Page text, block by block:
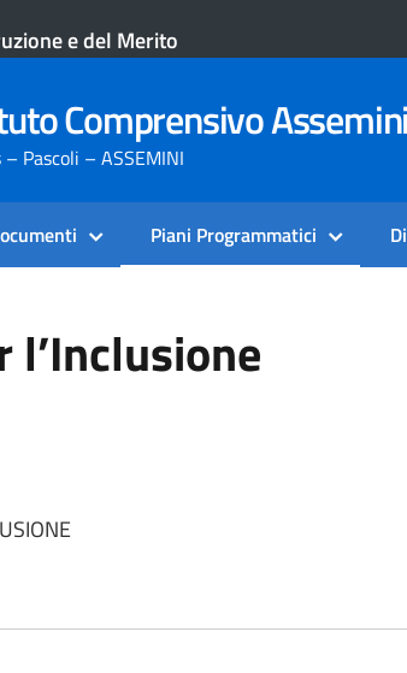
e del Merito
Comprensivo
– Pascoli – ASSEMINI
Piani Programmatici
l’Inclusione